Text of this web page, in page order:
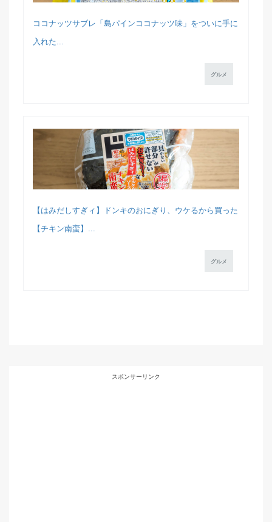
ココナッツサブレ「島パインココナッツ味」をついに手に
入れた...
グルメ
【はみだしすぎィ】ドンキのおにぎり、ウケるから買った
【チキン南蛮】...
グルメ
スポンサーリンク